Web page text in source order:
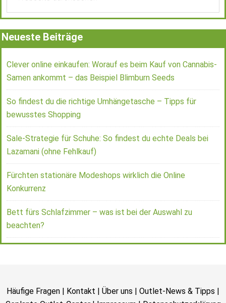
Neueste Beiträge
Clever online einkaufen: Worauf es beim Kauf von Cannabis-
Samen ankommt – das Beispiel Blimburn Seeds
So findest du die richtige Umhängetasche – Tipps für
bewusstes Shopping
Sale-Strategie für Schuhe: So findest du echte Deals bei
Lazamani (ohne Fehlkauf)
Fürchten stationäre Modeshops wirklich die Online
Konkurrenz
Bett fürs Schlafzimmer – was ist bei der Auswahl zu
beachten?
Häufige Fragen | Kontakt | Über uns | Outlet-News & Tipps |